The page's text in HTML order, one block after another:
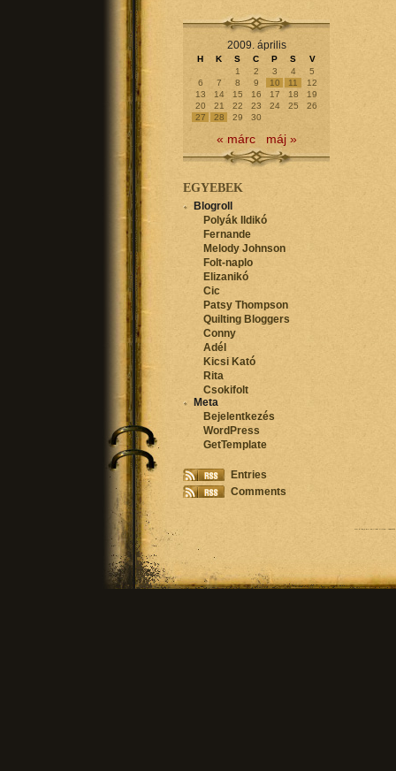
2009. április
H K S C P S
V
1
2 3 4
5
6
7 8 9 10 11
12
13
14 15 16 17 18
19
20
21 22 23 24 25
26
27
28 29 30
« márc máj »
EGYEBEK
Blogroll
Polyák Ildikó
Fernande
Melody Johnson
Folt-naplo
Elizanikó
Cic
Patsy Thompson
Quilting Bloggers
Conny
Adél
Kicsi Kató
Rita
Csokifolt
Meta
Bejelentkezés
WordPress
GetTemplate
Entries
Comments